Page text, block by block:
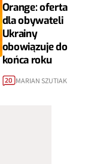
Orange: oferta
dla obywateli
Ukrainy
obowiązuje do
końca roku
20 MARIAN SZUTIAK